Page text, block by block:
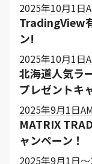
2025年10月1日
TradingView
ン!
2025年10月1日
北海道人気ラ
プレゼントキ
2025年9月1日
MATRIX
ャンペーン！
2025年9月1日